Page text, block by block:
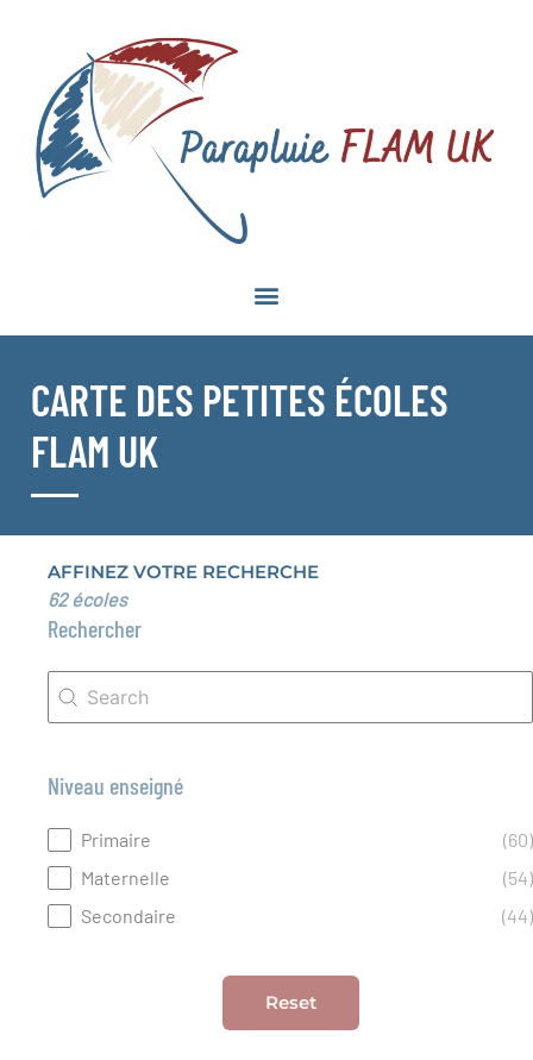
CARTE DES PETITES ÉCOLES
FLAM UK
AFFINEZ VOTRE RECHERCHE
62 écoles
Rechercher
Rechercher
Rechercher
Niveau enseigné
Niveau enseigné
Primaire
(60)
Maternelle
(54)
Secondaire
(44)
Reset